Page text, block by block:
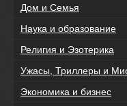
Дом и Семья
Наука и образование
Религия и Эзотерика
Ужасы, Триллеры и
Экономика и бизнес